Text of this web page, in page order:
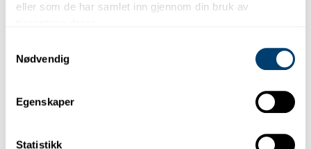
eller som de har samlet inn gjennom din bruk av
Nødvendig
Egenskaper
Statistikk
informasjon
komme seg rundt på Costa del Sol. 4 seter, lite